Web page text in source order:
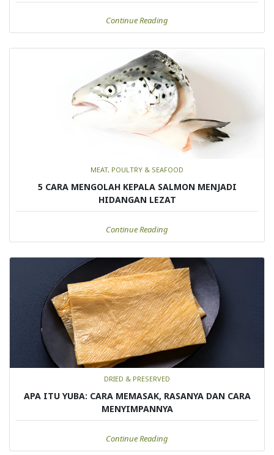
Continue Reading
MEAT, POULTRY & SEAFOOD
5 CARA MENGOLAH KEPALA SALMON MENJADI
HIDANGAN LEZAT
Continue Reading
DRIED & PRESERVED
APA ITU YUBA: CARA MEMASAK, RASANYA DAN CARA
MENYIMPANNYA
Continue Reading